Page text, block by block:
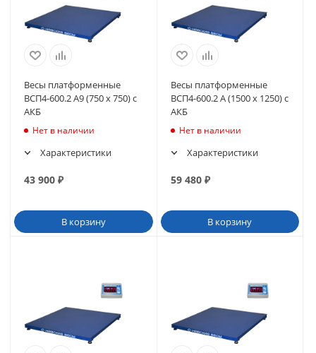
Весы платформенные
ВСП4-600.2 А9 (750 х 750) с
АКБ
Нет в наличии
Характеристики
43 900 ₽
В корзину
Весы платформенные
ВСП4-600.2 А (1500 х 1250) с
АКБ
Нет в наличии
Характеристики
59 480₽
В корзину